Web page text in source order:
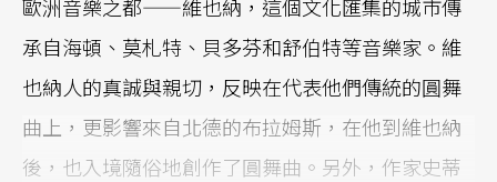
歐洲音樂之都——維也納，這個文化匯集的城市傳
承自海頓、莫札特、貝多芬和舒伯特等音樂家。維
也納人的真誠與親切，反映在代表他們傳統的圓舞
曲上，更影響來自北德的布拉姆斯，在他到維也納
後，也入境隨俗地創作了圓舞曲。另外，作家史蒂